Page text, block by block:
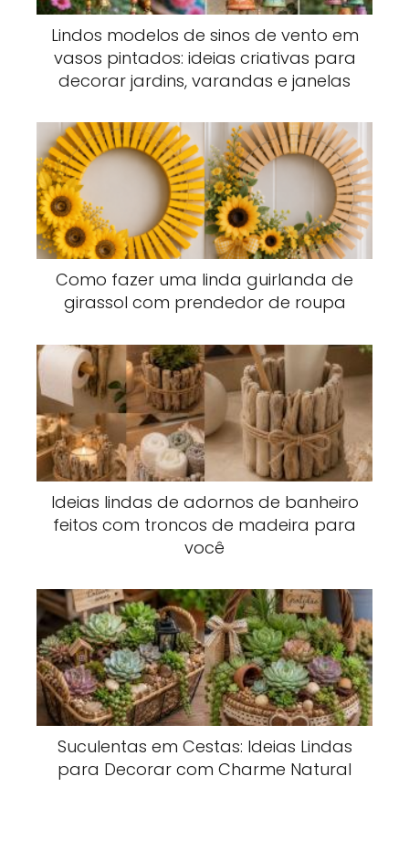
Lindos modelos de sinos de vento em
vasos pintados: ideias criativas para
decorar jardins, varandas e janelas
Como fazer uma linda guirlanda de
girassol com prendedor de roupa
Ideias lindas de adornos de banheiro
feitos com troncos de madeira para
você
Suculentas em Cestas: Ideias Lindas
para Decorar com Charme Natural